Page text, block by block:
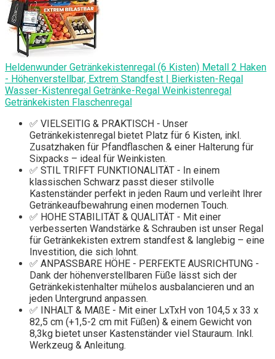
Heldenwunder Getränkekistenregal (6 Kisten) Metall 2 Haken
- Höhenverstellbar, Extrem Standfest | Bierkisten-Regal
Wasser-Kistenregal Getränke-Regal Weinkistenregal
Getränkekisten Flaschenregal
✅ VIELSEITIG & PRAKTISCH - Unser
Getränkekistenregal bietet Platz für 6 Kisten, inkl.
Zusatzhaken für Pfandflaschen & einer Halterung für
Sixpacks – ideal für Weinkisten.
✅ STIL TRIFFT FUNKTIONALITÄT - In einem
klassischen Schwarz passt dieser stilvolle
Kastenständer perfekt in jeden Raum und verleiht Ihrer
Getränkeaufbewahrung einen modernen Touch.
✅ HOHE STABILITÄT & QUALITÄT - Mit einer
verbesserten Wandstärke & Schrauben ist unser Regal
für Getränkekisten extrem standfest & langlebig – eine
Investition, die sich lohnt.
✅ ANPASSBARE HÖHE - PERFEKTE AUSRICHTUNG -
Dank der höhenverstellbaren Füße lässt sich der
Getränkekistenhalter mühelos ausbalancieren und an
jeden Untergrund anpassen.
✅ INHALT & MAßE - Mit einer LxTxH von 104,5 x 33 x
82,5 cm (+1,5-2 cm mit Füßen) & einem Gewicht von
8,3kg bietet unser Kastenständer viel Stauraum. Inkl.
Werkzeug & Anleitung.